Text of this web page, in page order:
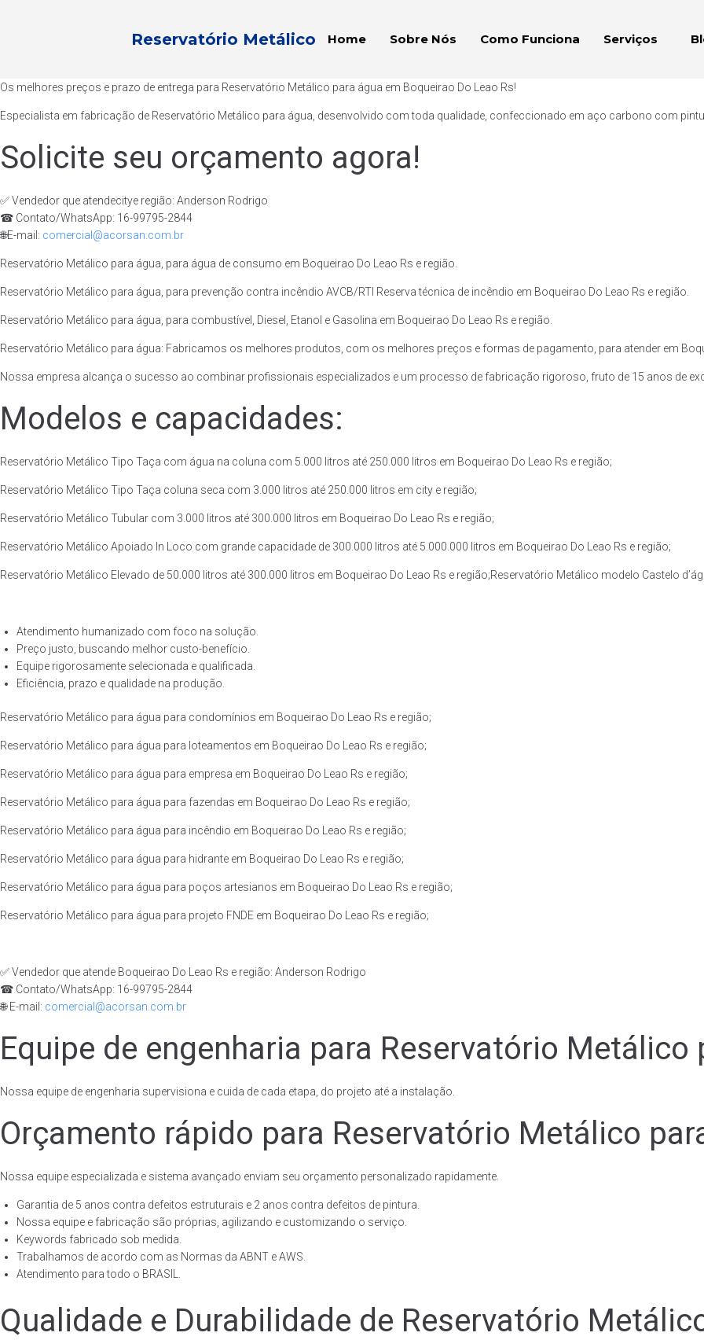
Reservatório Metálico Home Sobre Nós Como Funciona Serviços
Os melhores preços e prazo de entrega para Reservatório Metálico para água em Boqueirao Do Leao Rs!
Especialista em fabricação de Reservatório Metálico para água, desenvolvido com toda qualidade, confeccionado em aço carbono com
Solicite seu orçamento agora!
✅ Vendedor que atendecitye região: Anderson Rodrigo
☎ Contato/WhatsApp: 16-99795-2844
🌐E-mail: comercial@acorsan.com.br
Reservatório Metálico para água, para água de consumo em Boqueirao Do Leao Rs e região.
Reservatório Metálico para água, para prevenção contra incêndio AVCB/RTI Reserva técnica de incêndio em Boqueirao Do Leao Rs e região.
Reservatório Metálico para água, para combustível, Diesel, Etanol e Gasolina em Boqueirao Do Leao Rs e região.
Reservatório Metálico para água: Fabricamos os melhores produtos, com os melhores preços e formas de pagamento, para atender em
Nossa empresa alcança o sucesso ao combinar profissionais especializados e um processo de fabricação rigoroso, fruto de 15 anos de
Modelos e capacidades:
Reservatório Metálico Tipo Taça com água na coluna com 5.000 litros até 250.000 litros em Boqueirao Do Leao Rs e região;
Reservatório Metálico Tipo Taça coluna seca com 3.000 litros até 250.000 litros em city e região;
Reservatório Metálico Tubular com 3.000 litros até 300.000 litros em Boqueirao Do Leao Rs e região;
Reservatório Metálico Apoiado In Loco com grande capacidade de 300.000 litros até 5.000.000 litros em Boqueirao Do Leao Rs e região;
Reservatório Metálico Elevado de 50.000 litros até 300.000 litros em Boqueirao Do Leao Rs e região;Reservatório Metálico modelo Castelo
Atendimento humanizado com foco na solução.
Preço justo, buscando melhor custo-benefício.
Equipe rigorosamente selecionada e qualificada.
Eficiência, prazo e qualidade na produção.
Reservatório Metálico para água para condomínios em Boqueirao Do Leao Rs e região;
Reservatório Metálico para água para loteamentos em Boqueirao Do Leao Rs e região;
Reservatório Metálico para água para empresa em Boqueirao Do Leao Rs e região;
Reservatório Metálico para água para fazendas em Boqueirao Do Leao Rs e região;
Reservatório Metálico para água para incêndio em Boqueirao Do Leao Rs e região;
Reservatório Metálico para água para hidrante em Boqueirao Do Leao Rs e região;
Reservatório Metálico para água para poços artesianos em Boqueirao Do Leao Rs e região;
Reservatório Metálico para água para projeto FNDE em Boqueirao Do Leao Rs e região;
✅ Vendedor que atende Boqueirao Do Leao Rs e região: Anderson Rodrigo
☎ Contato/WhatsApp: 16-99795-2844
🌐 E-mail: comercial@acorsan.com.br
Equipe de engenharia para Reservatório Metálico
Nossa equipe de engenharia supervisiona e cuida de cada etapa, do projeto até a instalação.
Orçamento rápido para Reservatório Metálico
Nossa equipe especializada e sistema avançado enviam seu orçamento personalizado rapidamente.
Garantia de 5 anos contra defeitos estruturais e 2 anos contra defeitos de pintura.
Nossa equipe e fabricação são próprias, agilizando e customizando o serviço.
Keywords fabricado sob medida.
Trabalhamos de acordo com as Normas da ABNT e AWS.
Atendimento para todo o BRASIL.
Qualidade e Durabilidade de Reservatório